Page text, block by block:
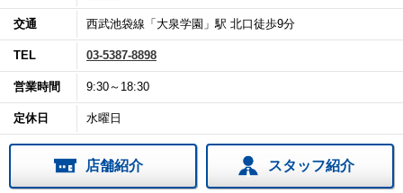
交通 西武池袋線「大泉学園」駅 北口徒歩9分
TEL 03-5387-8898
営業時間 9:30～18:30
定休日 水曜日
店舗紹介 スタッフ紹介